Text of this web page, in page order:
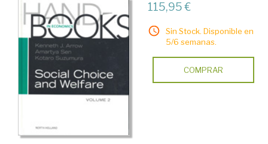
115,95 €
Sin Stock. Disponible en
5/6 semanas.
COMPRAR